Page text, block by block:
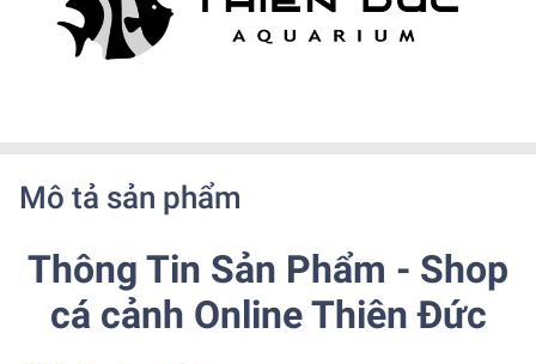
Mô tả sản phẩm
Thông Tin Sản Phẩm - Shop
cá cảnh Online Thiên Đức